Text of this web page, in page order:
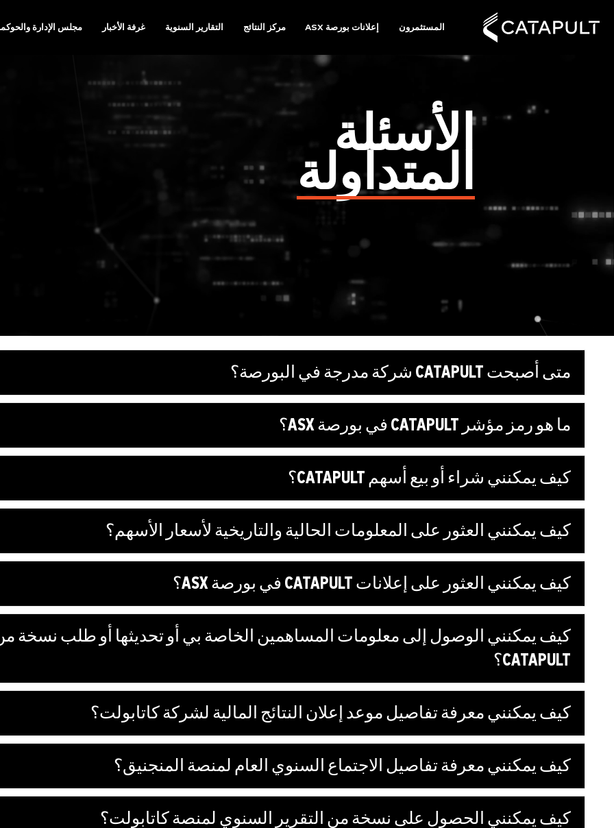
المستثمرون إعلانات بورصة ASX مركز النتائج التقارير السنوية غرفة الأخبار مجلس الإدارة
الأسئلة
المتداولة
متى أصبحت CATAPULT شركة مدرجة في البورصة؟
ما هو رمز مؤشر CATAPULT في بورصة ASX؟
كيف يمكنني شراء أو بيع أسهم CATAPULT؟
كيف يمكنني العثور على المعلومات الحالية والتاريخية لأسعار الأسهم؟
كيف يمكنني العثور على إعلانات CATAPULT في بورصة ASX؟
كيف يمكنني الوصول إلى معلومات المساهمين الخاصة بي أو تحديثها أو طلب نسخة
CATAPULT؟
كيف يمكنني معرفة تفاصيل موعد إعلان النتائج المالية لشركة كاتابولت؟
كيف يمكنني معرفة تفاصيل الاجتماع السنوي العام لمنصة المنجنيق؟
كيف يمكنني الحصول على نسخة من التقرير السنوي لمنصة كاتابولت؟